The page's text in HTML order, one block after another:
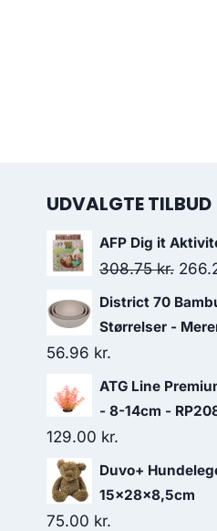
UDVALGTE TILBUD
AFP Dig it
308.75kr. Den
pris
District 70
Størrelser -
56.96 kr.
ATG Line
- 8-14cm -
129.00 kr.
Duvo+
15x28x8,5cm
75.00 kr.